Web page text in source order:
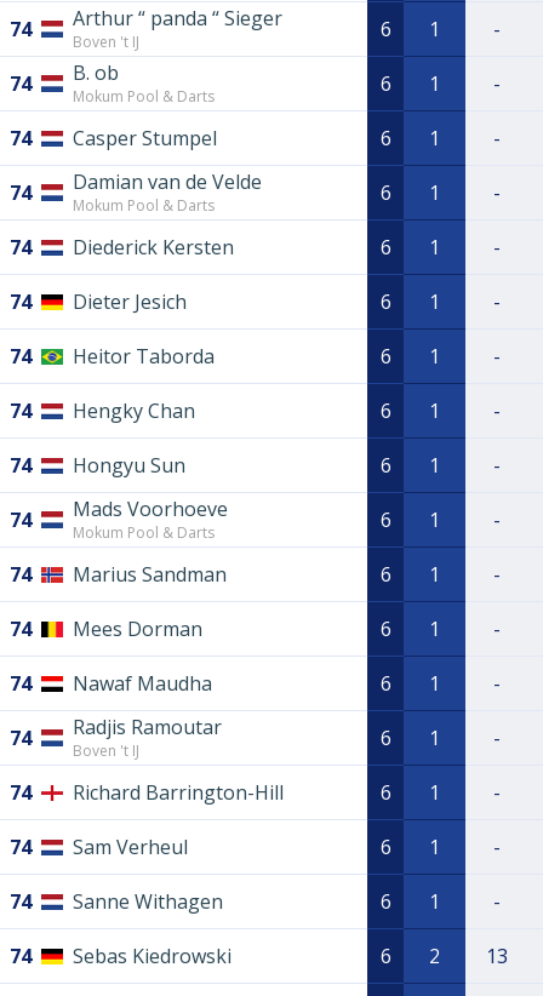
74 Arthur “ panda “ Sieger
Boven 't IJ 6 1 -
74 B. ob
Mokum Pool & Darts 6 1 -
74 Casper Stumpel 6 1 -
74 Damian van de Velde
Mokum Pool & Darts 6 1 -
74 Diederick Kersten 6 1 -
74 Dieter Jesich 6 1 -
74 Heitor Taborda 6 1 -
74 Hengky Chan 6 1 -
74 Hongyu Sun 6 1 -
74 Mads Voorhoeve
Mokum Pool & Darts 6 1 -
74 Marius Sandman 6 1 -
74 Mees Dorman 6 1 -
74 Nawaf Maudha 6 1 -
74 Radjis Ramoutar
Boven 't IJ 6 1 -
74 Richard Barrington-Hill 6 1 -
74 Sam Verheul 6 1 -
74 Sanne Withagen 6 1 -
74 Sebas Kiedrowski 6 2 13